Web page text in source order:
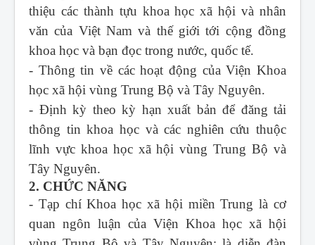
thiệu các thành tựu khoa học xã hội và nhân
văn của Việt Nam và thế giới tới cộng đồng
khoa học và bạn đọc trong nước, quốc tế.
- Thông tin về các hoạt động của Viện Khoa
học xã hội vùng Trung Bộ và Tây Nguyên.
- Định kỳ theo kỳ hạn xuất bản để đăng tải
thông tin khoa học và các nghiên cứu thuộc
lĩnh vực khoa học xã hội vùng Trung Bộ và
Tây Nguyên.
2. CHỨC NĂNG
- Tạp chí Khoa học xã hội miền Trung là cơ
quan ngôn luận của Viện Khoa học xã hội